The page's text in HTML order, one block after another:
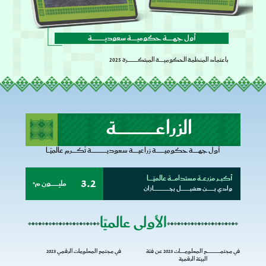
عِزّنا بإنجازنا
أول جهــــــــــة حكوميــــــــــة سعوديــــــــــــــــــــــة
باعتماد المنظمة الحكوميــــــــة المبتكـــــــــــــــــرة 2025
الزراعــــــــــــــــــــــة
أول جهـــــــــة حكوميــــــــــــــة زراعيـــــــــة سعوديــــــــــــــــــــــــــة تُكــــــــرم عالميًــــا
أكبــــر مزرعــــة مستدامــــــة عالميًــــــــا
وادي بـــــــــــــن هشبـــــــــــــــل بجــــــــــــــــــــــــــازان 3.2 مليــــــــــــــون م²
الأولى عالميًا
في مجتمـــــــــــــــــــــــع المعلومــــــــات 2023 عن فئة
البيئة الرقمية
في مجتمع المعلومات الرقمي 2023